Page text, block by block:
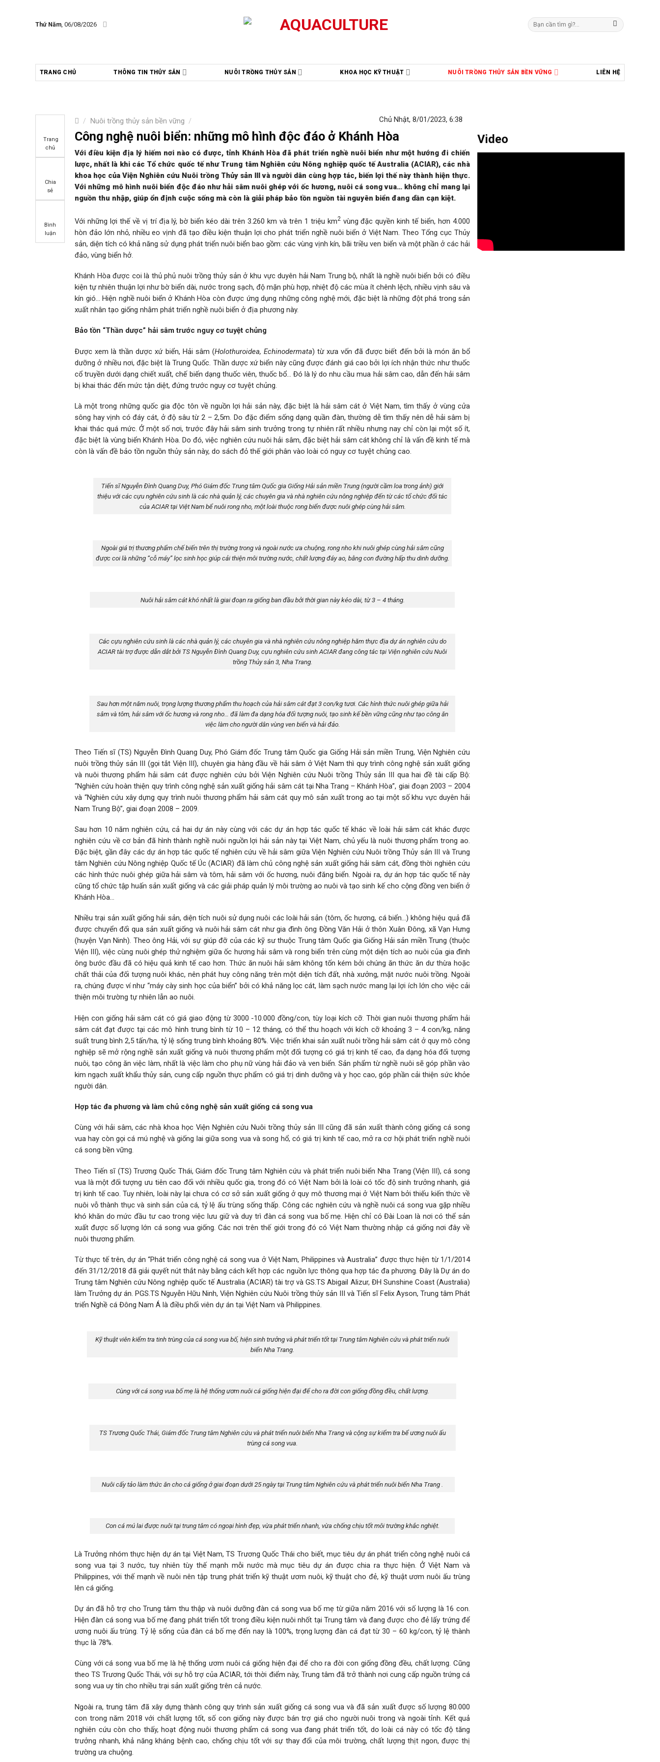
Thứ Năm, 06/08/2026
Tìm
kiếm:
TRANG CHỦ THÔNG TIN THỦY SẢN NUÔI TRỒNG THỦY SẢN KHOA HỌC KỸ THUẬT NUÔI TRỒNG THỦY SẢN BỀN VỮNG LIÊN HỆ
/ Nuôi trồng thủy sản bền vững /
Trang
chủ
Chia
sẻ
Bình
luận
Chủ Nhật, 8/01/2023, 6:38
Công nghệ nuôi biển: những mô hình độc đáo ở Khánh Hòa
Với điều kiện địa lý hiếm nơi nào có được, tỉnh Khánh Hòa đã phát triển nghề nuôi biển như một hướng đi chiến
lược, nhất là khi các Tổ chức quốc tế như Trung tâm Nghiên cứu Nông nghiệp quốc tế Australia (ACIAR), các nhà
khoa học của Viện Nghiên cứu Nuôi trồng Thủy sản III và người dân cùng hợp tác, biến lợi thế này thành hiện thực.
Với những mô hình nuôi biển độc đáo như hải sâm nuôi ghép với ốc hương, nuôi cá song vua… không chỉ mang lại
nguồn thu nhập, giúp ổn định cuộc sống mà còn là giải pháp bảo tồn nguồn tài nguyên biển đang dần cạn kiệt.
Với những lợi thế về vị trí địa lý, bờ biển kéo dài trên 3.260 km và trên 1 triệu km2vùng đặc quyền kinh tế biển, hơn 4.000
hòn đảo lớn nhỏ, nhiều eo vịnh đã tạo điều kiện thuận lợi cho phát triển nghề nuôi biển ở Việt Nam. Theo Tổng cục Thủy
sản, diện tích có khả năng sử dụng phát triển nuôi biển bao gồm: các vùng vịnh kín, bãi triều ven biển và một phần ở các hải
đảo, vùng biển hở.
Khánh Hòa được coi là thủ phủ nuôi trồng thủy sản ở khu vực duyên hải Nam Trung bộ, nhất là nghề nuôi biển bởi có điều
kiện tự nhiên thuận lợi như bờ biển dài, nước trong sạch, độ mặn phù hợp, nhiệt độ các mùa ít chênh lệch, nhiều vịnh sâu và
kín gió… Hiện nghề nuôi biển ở Khánh Hòa còn được ứng dụng những công nghệ mới, đặc biệt là những đột phá trong sản
xuất nhân tạo giống nhằm phát triển nghề nuôi biển ở địa phương này.
Bảo tồn “Thần dược” hải sâm trước nguy cơ tuyệt chủng
Được xem là thần dược xứ biển, Hải sâm (Holothuroidea, Echinodermata) từ xưa vốn đã được biết đến bởi là món ăn bổ
dưỡng ở nhiều nơi, đặc biệt là Trung Quốc. Thần dược xứ biển này cũng được đánh giá cao bởi lợi ích nhận thức như thuốc
cổ truyền dưới dạng chiết xuất, chế biến dạng thuốc viên, thuốc bổ… Đó là lý do nhu cầu mua hải sâm cao, dẫn đến hải sâm
bị khai thác đến mức tận diệt, đứng trước nguy cơ tuyệt chủng.
Là một trong những quốc gia độc tôn về nguồn lợi hải sản này, đặc biệt là hải sâm cát ở Việt Nam, tìm thấy ở vùng cửa
sông hay vịnh có đáy cát, ở độ sâu từ 2 – 2,5m. Do đặc điểm sống dạng quần đàn, thường dễ tìm thấy nên dễ hải sâm bị
khai thác quá mức. Ở một số nơi, trước đây hải sâm sinh trưởng trong tự nhiên rất nhiều nhưng nay chỉ còn lại một số ít,
đặc biệt là vùng biển Khánh Hòa. Do đó, việc nghiên cứu nuôi hải sâm, đặc biệt hải sâm cát không chỉ là vấn đề kinh tế mà
còn là vấn đề bảo tồn nguồn thủy sản này, do sách đỏ thế giới phân vào loài có nguy cơ tuyệt chủng cao.
Tiến sĩ Nguyễn Đình Quang Duy, Phó Giám đốc Trung tâm Quốc gia Giống Hải sản miền Trung (người cầm loa trong ảnh) giới
thiệu với các cựu nghiên cứu sinh là các nhà quản lý, các chuyên gia và nhà nghiên cứu nông nghiệp đến từ các tổ chức đối tác
của ACIAR tại Việt Nam bể nuôi rong nho, một loài thuộc rong biển được nuôi ghép cùng hải sâm.
Ngoài giá trị thương phẩm chế biến trên thị trường trong và ngoài nước ưa chuộng, rong nho khi nuôi ghép cùng hải sâm cũng
được coi là những “cỗ máy” lọc sinh học giúp cải thiện môi trường nước, chất lượng đáy ao, bằng con đường hấp thu dinh dưỡng.
Nuôi hải sâm cát khó nhất là giai đoạn ra giống ban đầu bởi thời gian này kéo dài, từ 3 – 4 tháng.
Các cựu nghiên cứu sinh là các nhà quản lý, các chuyên gia và nhà nghiên cứu nông nghiệp hăm thực địa dự án nghiên cứu do
ACIAR tài trợ được dẫn dắt bởi TS Nguyễn Đình Quang Duy, cựu nghiên cứu sinh ACIAR đang công tác tại Viện nghiên cứu Nuôi
trồng Thủy sản 3, Nha Trang.
Sau hơn một năm nuôi, trọng lượng thương phẩm thu hoạch của hải sâm cát đạt 3 con/kg tươi. Các hình thức nuôi ghép giữa hải
sâm và tôm, hải sâm với ốc hương và rong nho… đã làm đa dạng hóa đối tượng nuôi, tạo sinh kế bền vững cũng như tạo công ăn
việc làm cho người dân vùng ven biển và hải đảo.
Theo Tiến sĩ (TS) Nguyễn Đình Quang Duy, Phó Giám đốc Trung tâm Quốc gia Giống Hải sản miền Trung, Viện Nghiên cứu
nuôi trồng thủy sản III (gọi tắt Viện III), chuyên gia hàng đầu về hải sâm ở Việt Nam thì quy trình công nghệ sản xuất giống
và nuôi thương phẩm hải sâm cát được nghiên cứu bởi Viện Nghiên cứu Nuôi trồng Thủy sản III qua hai đề tài cấp Bộ:
“Nghiên cứu hoàn thiện quy trình công nghệ sản xuất giống hải sâm cát tại Nha Trang – Khánh Hòa”, giai đoạn 2003 – 2004
và “Nghiên cứu xây dựng quy trình nuôi thương phẩm hải sâm cát quy mô sản xuất trong ao tại một số khu vực duyên hải
Nam Trung Bộ”, giai đoạn 2008 – 2009.
Sau hơn 10 năm nghiên cứu, cả hai dự án này cùng với các dự án hợp tác quốc tế khác về loài hải sâm cát khác được
nghiên cứu về cơ bản đã hình thành nghề nuôi nguồn lợi hải sản này tại Việt Nam, chủ yếu là nuôi thương phẩm trong ao.
Đặc biệt, gần đây các dự án hợp tác quốc tế nghiên cứu về hải sâm giữa Viện Nghiên cứu Nuôi trồng Thủy sản III và Trung
tâm Nghiên cứu Nông nghiệp Quốc tế Úc (ACIAR) đã làm chủ công nghệ sản xuất giống hải sâm cát, đồng thời nghiên cứu
các hình thức nuôi ghép giữa hải sâm và tôm, hải sâm với ốc hương, nuôi đăng biển. Ngoài ra, dự án hợp tác quốc tế này
cũng tổ chức tập huấn sản xuất giống và các giải pháp quản lý môi trường ao nuôi và tạo sinh kế cho cộng đồng ven biển ở
Khánh Hòa…
Nhiều trại sản xuất giống hải sản, diện tích nuôi sử dụng nuôi các loài hải sản (tôm, ốc hương, cá biển…) không hiệu quả đã
được chuyển đổi qua sản xuất giống và nuôi hải sâm cát như gia đình ông Đồng Văn Hải ở thôn Xuân Đông, xã Vạn Hưng
(huyện Vạn Ninh). Theo ông Hải, với sự giúp đỡ của các kỹ sư thuộc Trung tâm Quốc gia Giống Hải sản miền Trung (thuộc
Viện III), việc cùng nuôi ghép thử nghiệm giữa ốc hương hải sâm và rong biển trên cùng một diện tích ao nuôi của gia đình
ông bước đầu đã có hiệu quả kinh tế cao hơn. Thức ăn nuôi hải sâm không tốn kém bởi chúng ăn thức ăn dư thừa hoặc
chất thải của đối tượng nuôi khác, nên phát huy công năng trên một diện tích đất, nhà xưởng, mặt nước nuôi trồng. Ngoài
ra, chúng được ví như “máy cày sinh học của biển” bởi có khả năng lọc cát, làm sạch nước mang lại lợi ích lớn cho việc cải
thiện môi trường tự nhiên lẫn ao nuôi.
Hiện con giống hải sâm cát có giá giao động từ 3000 -10.000 đồng/con, tùy loại kích cỡ. Thời gian nuôi thương phẩm hải
sâm cát đạt được tại các mô hình trung bình từ 10 – 12 tháng, có thể thu hoạch với kích cỡ khoảng 3 – 4 con/kg, năng
suất trung bình 2,5 tấn/ha, tỷ lệ sống trung bình khoảng 80%. Việc triển khai sản xuất nuôi trồng hải sâm cát ở quy mô công
nghiệp sẽ mở rộng nghề sản xuất giống và nuôi thương phẩm một đối tượng có giá trị kinh tế cao, đa dạng hóa đối tượng
nuôi, tạo công ăn việc làm, nhất là việc làm cho phụ nữ vùng hải đảo và ven biển. Sản phẩm từ nghề nuôi sẽ góp phần vào
kim ngạch xuất khẩu thủy sản, cung cấp nguồn thực phẩm có giá trị dinh dưỡng và y học cao, góp phần cải thiện sức khỏe
người dân.
Hợp tác đa phương và làm chủ công nghệ sản xuất giống cá song vua
Cùng với hải sâm, các nhà khoa học Viện Nghiên cứu Nuôi trồng thủy sản III cũng đã sản xuất thành công giống cá song
vua hay còn gọi cá mú nghệ và giống lai giữa song vua và song hổ, có giá trị kinh tế cao, mở ra cơ hội phát triển nghề nuôi
cá song bền vững.
Theo Tiến sĩ (TS) Trương Quốc Thái, Giám đốc Trung tâm Nghiên cứu và phát triển nuôi biển Nha Trang (Viện III), cá song
vua là một đối tượng ưu tiên cao đối với nhiều quốc gia, trong đó có Việt Nam bởi là loài có tốc độ sinh trưởng nhanh, giá
trị kinh tế cao. Tuy nhiên, loài này lại chưa có cơ sở sản xuất giống ở quy mô thương mại ở Việt Nam bởi thiếu kiến thức về
nuôi vỗ thành thục và sinh sản của cá, tỷ lệ ấu trùng sống thấp. Công các nghiên cứu và nghề nuôi cá song vua gặp nhiều
khó khăn do mức đầu tư cao trong việc lưu giữ và duy trì đàn cá song vua bố mẹ. Hiện chỉ có Đài Loan là nơi có thể sản
xuất được số lượng lớn cá song vua giống. Các nơi trên thế giới trong đó có Việt Nam thường nhập cá giống nơi đây về
nuôi thương phẩm.
Từ thực tế trên, dự án “Phát triển công nghệ cá song vua ở Việt Nam, Philippines và Australia” được thực hiện từ 1/1/2014
đến 31/12/2018 đã giải quyết nút thắt này bằng cách kết hợp các nguồn lực thông qua hợp tác đa phương. Đây là Dự án do
Trung tâm Nghiên cứu Nông nghiệp quốc tế Australia (ACIAR) tài trợ và GS.TS Abigail Alizur, ĐH Sunshine Coast (Australia)
làm Trưởng dự án. PGS.TS Nguyễn Hữu Ninh, Viện Nghiên cứu Nuôi trồng thủy sản III và Tiến sĩ Felix Ayson, Trung tâm Phát
triển Nghề cá Đông Nam Á là điều phối viên dự án tại Việt Nam và Philippines.
Kỹ thuật viên kiểm tra tinh trùng của cá song vua bố, hiện sinh trưởng và phát triển tốt tại Trung tâm Nghiên cứu và phát triển nuôi
biển Nha Trang.
Cùng với cá song vua bố mẹ là hệ thống ươm nuôi cá giống hiện đại để cho ra đời con giống đồng đều, chất lượng.
TS Trương Quốc Thái, Giám đốc Trung tâm Nghiên cứu và phát triển nuôi biển Nha Trang và cộng sự kiểm tra bể ương nuôi ấu
trùng cá song vua.
Nuôi cấy tảo làm thức ăn cho cá giống ở giai đoạn dưới 25 ngày tại Trung tâm Nghiên cứu và phát triển nuôi biển Nha Trang .
Con cá mú lai được nuôi tại trung tâm có ngoại hình đẹp, vừa phát triển nhanh, vừa chống chịu tốt môi trường khắc nghiệt.
Là Trưởng nhóm thực hiện dự án tại Việt Nam, TS Trương Quốc Thái cho biết, mục tiêu dự án phát triển công nghệ nuôi cá
song vua tại 3 nước, tuy nhiên tùy thế mạnh mỗi nước mà mục tiêu dự án được chia ra thực hiện. Ở Việt Nam và
Philippines, với thế mạnh về nuôi nên tập trung phát triển kỹ thuật ươm nuôi, kỹ thuật cho đẻ, kỹ thuật ươm nuôi ấu trùng
lên cá giống.
Dự án đã hỗ trợ cho Trung tâm thu thập và nuôi dưỡng đàn cá song vua bố mẹ từ giữa năm 2016 với số lượng là 16 con.
Hiện đàn cá song vua bố mẹ đang phát triển tốt trong điều kiện nuôi nhốt tại Trung tâm và đang được cho đẻ lấy trứng để
ương nuôi ấu trùng. Tỷ lệ sống của đàn cá bố mẹ đến nay là 100%, trọng lượng đàn cá đạt từ 30 – 60 kg/con, tỷ lệ thành
thục là 78%.
Cùng với cá song vua bố mẹ là hệ thống ươm nuôi cá giống hiện đại để cho ra đời con giống đồng đều, chất lượng. Cũng
theo TS Trương Quốc Thái, với sự hỗ trợ của ACIAR, tới thời điểm này, Trung tâm đã trở thành nơi cung cấp nguồn trứng cá
song vua uy tín cho nhiều trại sản xuất giống trên cả nước.
Ngoài ra, trung tâm đã xây dựng thành công quy trình sản xuất giống cá song vua và đã sản xuất được số lượng 80.000
con trong năm 2018 với chất lượng tốt, số con giống này được bán trợ giá cho người nuôi trong và ngoài tỉnh. Kết quả
nghiên cứu còn cho thấy, hoạt động nuôi thương phẩm cá song vua đang phát triển tốt, do loài cá này có tốc độ tăng
trưởng nhanh, khả năng kháng bệnh cao, chống chịu tốt với sự thay đổi của môi trường, chất lượng thịt ngon, được thị
trường ưa chuộng.
Video